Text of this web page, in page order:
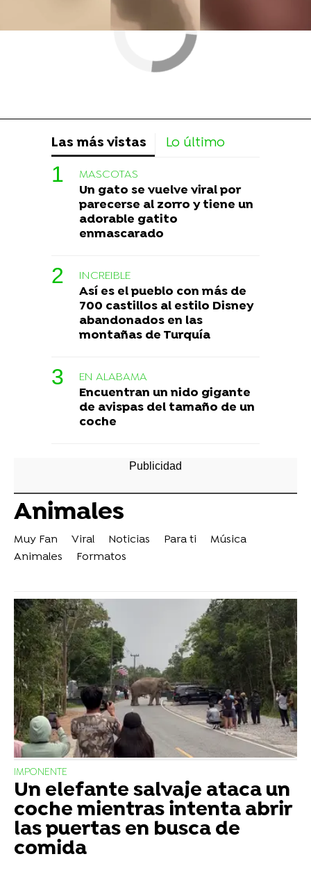
Las más vistas Lo último
MASCOTAS
Un gato se vuelve viral por
parecerse al zorro y tiene un
adorable gatito
enmascarado
INCREIBLE
Así es el pueblo con más de
700 castillos al estilo Disney
abandonados en las
montañas de Turquía
EN ALABAMA
Encuentran un nido gigante
de avispas del tamaño de un
coche
Animales
Muy Fan Viral Noticias Para ti
Música
Animales
Formatos
IMPONENTE
Un elefante salvaje ataca un
coche mientras intenta abrir
las puertas en busca de
comida